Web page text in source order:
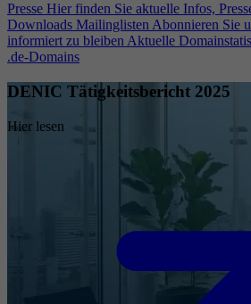
Presse Hier finden Sie aktuelle Infos,
Downloads Mailinglisten Abonnieren Sie
informiert zu bleiben Aktuelle
.de-Domains
DENIC Tätigkeitsbericht 2025
Hier lesen